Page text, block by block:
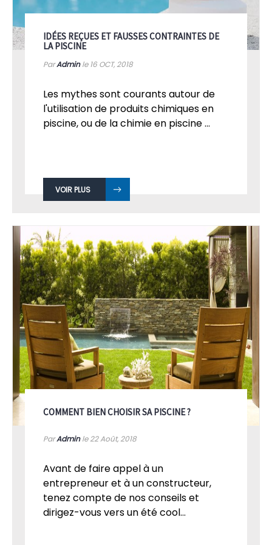
IDÉES REÇUES ET FAUSSES CONTRAINTES DE
LA PISCINE
ParAdminle 16 OCT, 2018
Les mythes sont courants autour de
l'utilisation de produits chimiques en
piscine, ou de la chimie en piscine ...
VOIR PLUS
COMMENT BIEN CHOISIR SA PISCINE ?
ParAdminle 22Août, 2018
Avant de faire appel à un
entrepreneur et à un constructeur,
tenez compte de nos conseils et
dirigez-vous vers un été cool...